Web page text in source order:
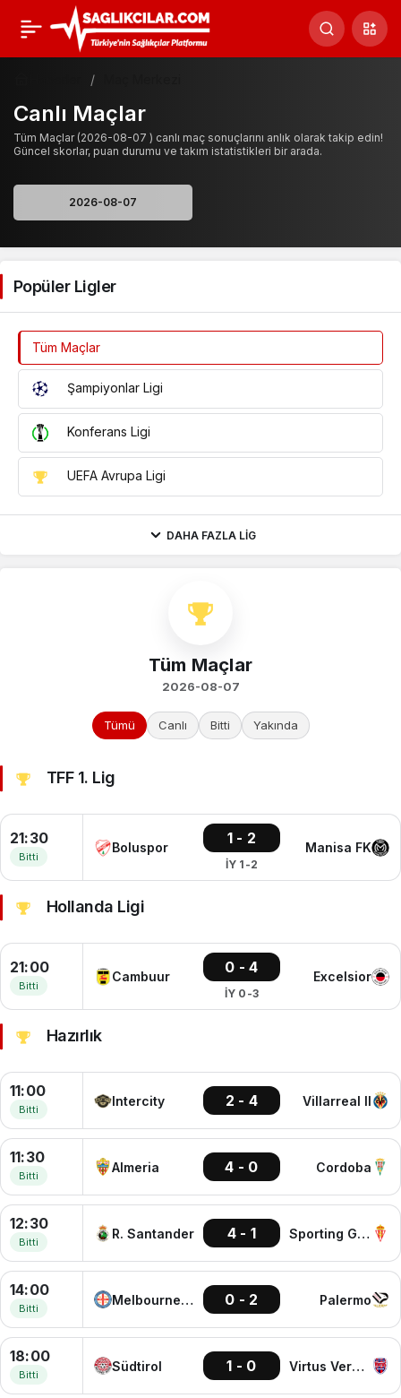
Canlı Maçlar
Tüm Maçlar (2026-08-07 ) canlı maç sonuçlarını anlık olarak takip edin!
Güncel skorlar, puan durumu ve takım istatistikleri bir arada.
Popüler Ligler
Tüm Maçlar
Şampiyonlar Ligi
Konferans Ligi
UEFA Avrupa Ligi
DAHA FAZLA LIG
Tüm Maçlar
2026-08-07
Tümü Canlı Bitti Yakında
TFF 1. Lig
21:30
Bitti
Boluspor
1 - 2
İY 1-2
Manisa FK
Hollanda Ligi
21:00
Bitti
Cambuur
0 - 4
İY 0-3
Excelsior
Hazırlık
11:00
Bitti
Intercity 2 - 4 Villarreal II
11:30
Bitti
Almeria 4 - 0 Cordoba
12:30
Bitti
R. Santander 4 - 1 Sporting Gijon
14:00
Bitti
Melbourne City 0 - 2 Palermo
18:00
Bitti
Südtirol 1 - 0 Virtus Verona